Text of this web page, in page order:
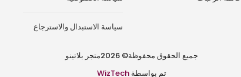
سياسة الاستبدال والاسترجاع
جميع الحقوق محفوظة© 2026متجر بلاتينو
تم بواسطة WizTech